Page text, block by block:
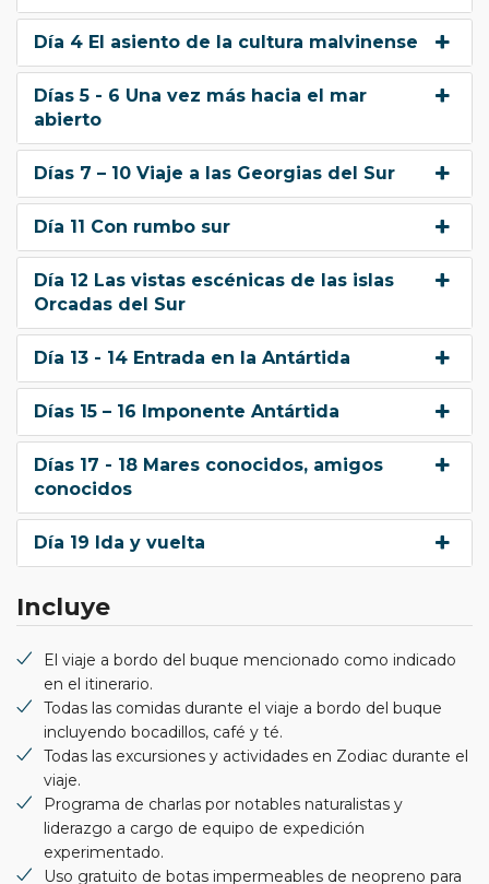
Día 4 El asiento de la cultura malvinense
Días 5 - 6 Una vez más hacia el mar
abierto
Días 7 – 10 Viaje a las Georgias del Sur
Día 11 Con rumbo sur
Día 12 Las vistas escénicas de las islas
Orcadas del Sur
Día 13 - 14 Entrada en la Antártida
Días 15 – 16 Imponente Antártida
Días 17 - 18 Mares conocidos, amigos
conocidos
Día 19 Ida y vuelta
Incluye
El viaje a bordo del buque mencionado como indicado
en el itinerario.
Todas las comidas durante el viaje a bordo del buque
incluyendo bocadillos, café y té.
Todas las excursiones y actividades en Zodiac durante el
viaje.
Programa de charlas por notables naturalistas y
liderazgo a cargo de equipo de expedición
experimentado.
Uso gratuito de botas impermeables de neopreno para